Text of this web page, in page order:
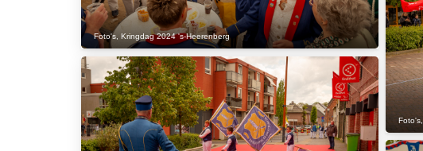
Foto's, Kringdag 2024 's-Heerenberg
Foto's